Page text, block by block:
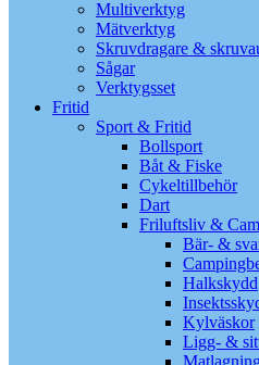
Multiverktyg
Mätverktyg
Skruvdragare &
Sågar
Verktygsset
Fritid
Sport & Fritid
Bollsport
Båt & Fiske
Cykeltillbehör
Dart
Friluftsliv &
Bär- &
Halkskydd
Kylväskor
Ligg- &